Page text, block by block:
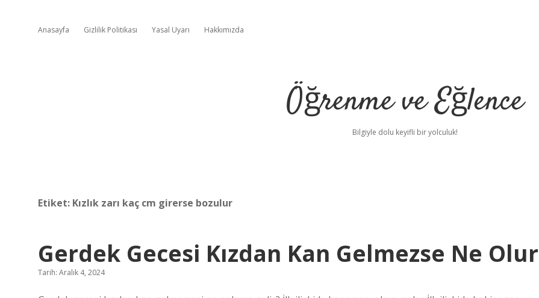
Anasayfa Gizlilik Politikası Yasal Uyarı Hakkımızda
Öğrenme ve Eğlence
Bilgiyle dolu keyifli bir yolculuk!
Etiket: Kızlık zarı kaç cm girerse bozulur
Gerdek Gecesi Kızdan Kan Gelmezse Ne Olur
Tarih: Aralık 4, 2024